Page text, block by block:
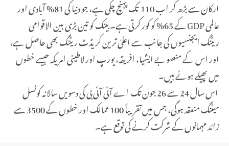
ارکان سے بڑھ کر اب 110 تک پہنچ چکی ہے، جو دنیا کی 81% آبادی اور
عالمی GDP کے 65% کو کور کرتی ہے۔ بینک کو تین بڑی بین الاقوامی
ریٹنگ ایجنسیوں کی جانب سے اعلیٰ ترین کریڈٹ ریٹنگ بھی حاصل ہے،
اور اس کے منصوبے ایشیا، افریقہ، یورپ اور لاطینی امریکہ جیسے خطوں
میں پھیلے ہوئے ہیں۔
اس سال 24 سے 26 جون تک اے آئی آئی بی کی دسویں سالانہ کونسل
میٹنگ منعقد ہوگی، جس میں تقریباً 100 ممالک اور خطوں کے 3500 سے
زائد مہمانوں کے شرکت کرنے کی توقع ہے۔